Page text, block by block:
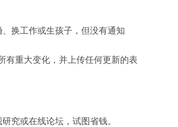
换工作或生孩子，但没有通知
有重大变化，并上传任何更新的表
究或在线论坛，试图省钱。